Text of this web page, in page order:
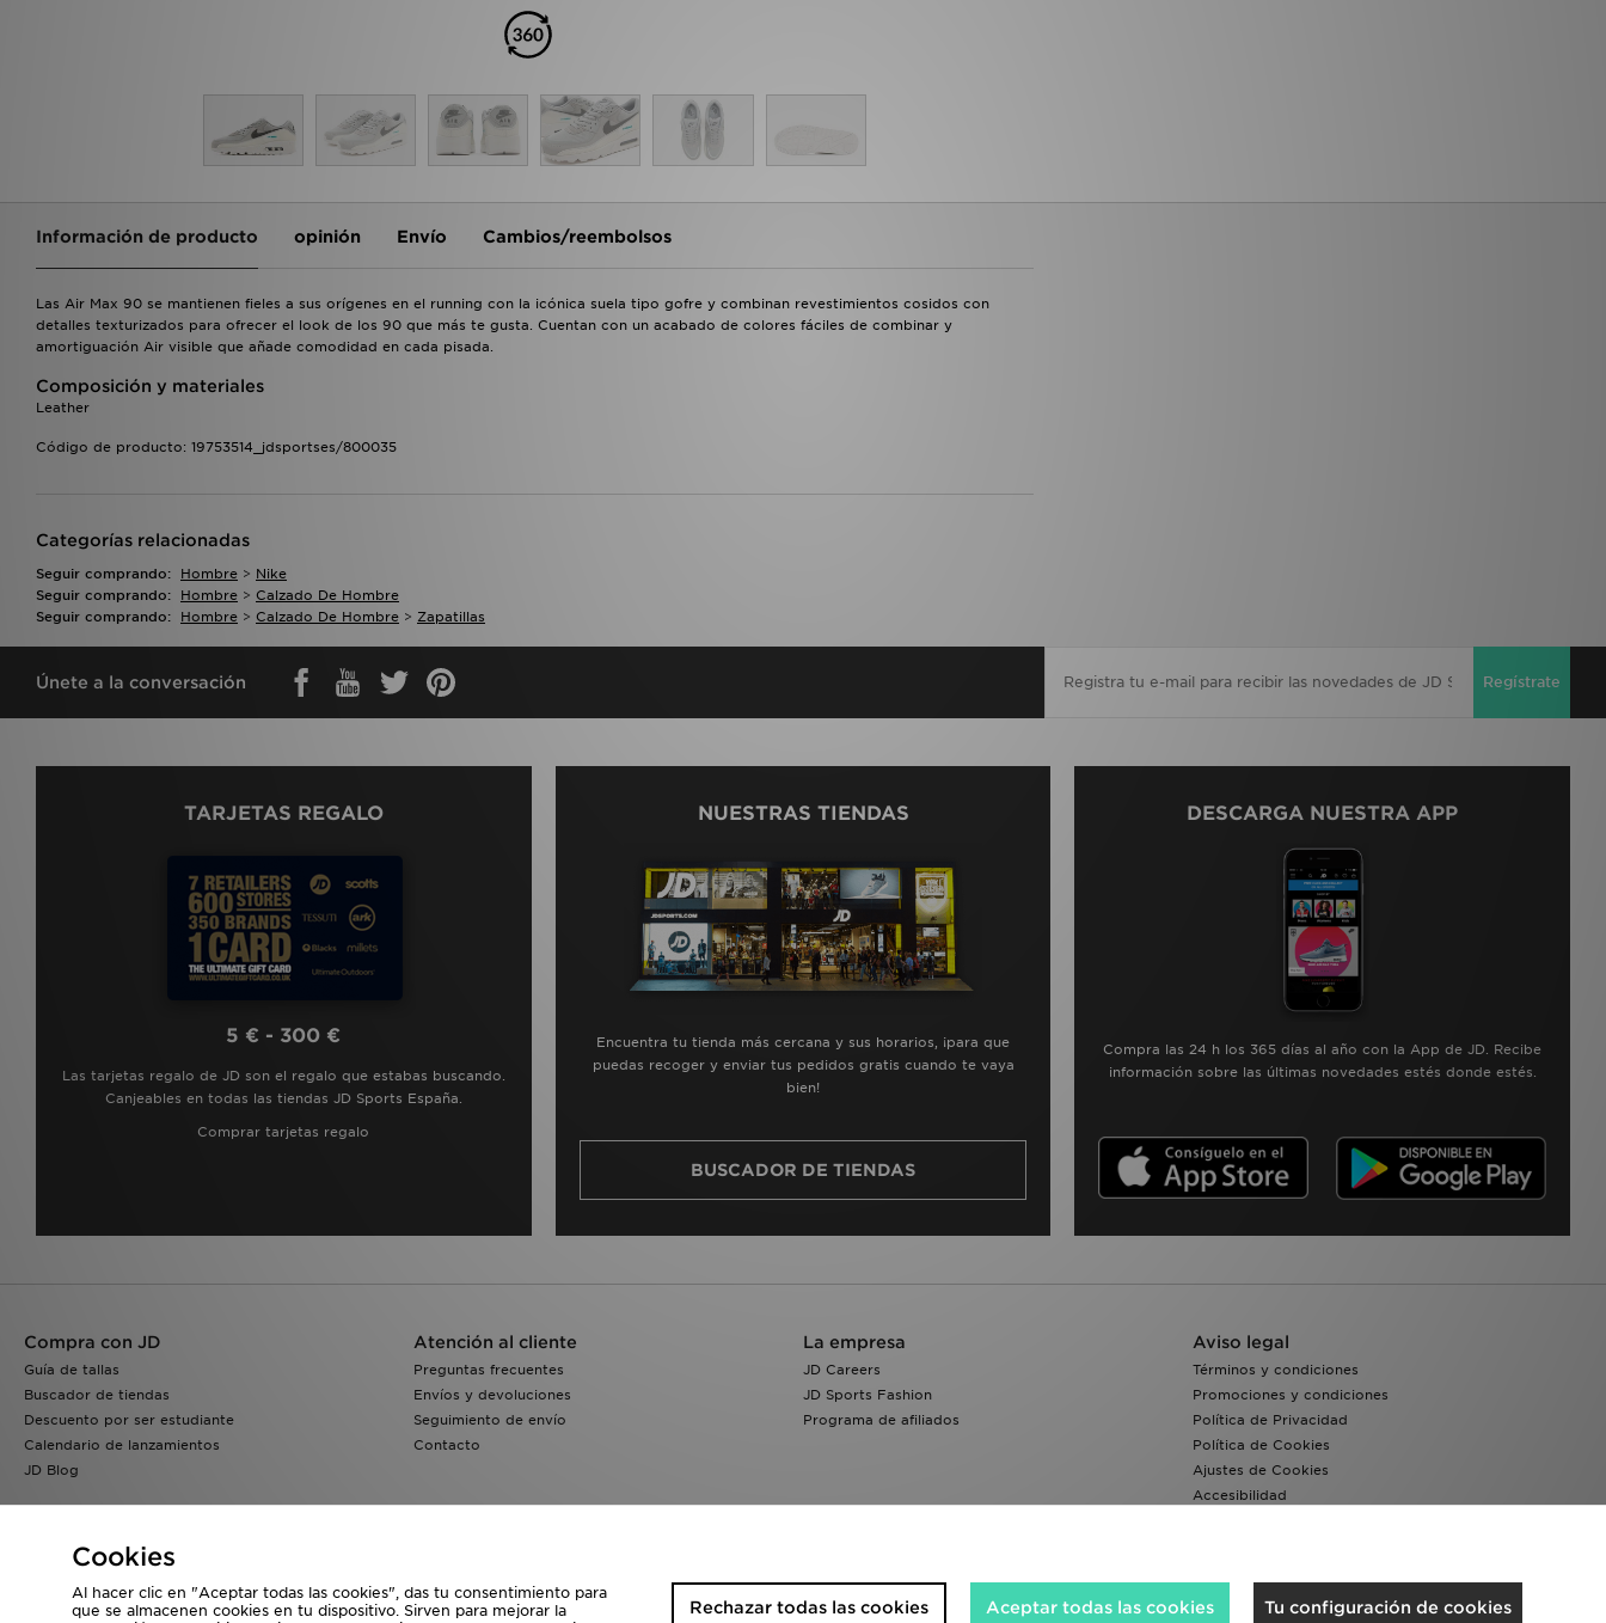
Información de producto opinión Envío Cambios/reembolsos
Las Air Max 90 se mantienen fieles a sus orígenes en el running con la icónica suela tipo gofre y combinan revestimientos cosidos con
detalles texturizados para ofrecer el look de los 90 que más te gusta. Cuentan con un acabado de colores fáciles de combinar y
amortiguación Air visible que añade comodidad en cada pisada.
Composición y materiales
Leather
Código de producto: 19753514_jdsportses/800035
Categorías relacionadas
Seguir comprando: Hombre > Nike
Seguir comprando:
Hombre > Calzado De Hombre
Seguir comprando:
Hombre > Calzado De Hombre > Zapatillas
Únete a la conversación Regístrate
TARJETAS REGALO
5 € - 300 €
Las tarjetas regalo de JD son el regalo que estabas buscando.
Canjeables en todas las tiendas JD Sports España.
Comprar tarjetas regalo
NUESTRAS TIENDAS
Encuentra tu tienda más cercana y sus horarios, ¡para que
puedas recoger y enviar tus pedidos gratis cuando te vaya
bien!
BUSCADOR DE TIENDAS
DESCARGA NUESTRA APP
Compra las 24 h los 365 días al año con la App de JD. Recibe
información sobre las últimas novedades estés donde estés.
Compra con JD
Guía de tallas
Buscador de tiendas
Descuento por ser estudiante
Calendario de lanzamientos
JD Blog
Atención al cliente
Preguntas frecuentes
Envíos y devoluciones
Seguimiento de envío
Contacto
La empresa
JD Careers
JD Sports Fashion
Programa de afiliados
Aviso legal
Términos y condiciones
Promociones y condiciones
Política de Privacidad
Política de Cookies
Ajustes de Cookies
Accesibilidad
Cookies
Al hacer clic en "Aceptar todas las cookies", das tu consentimiento para
que se almacenen cookies en tu dispositivo. Sirven para mejorar la
Tu configuración de cookies
Aceptar todas las cookies
Rechazar todas las cookies